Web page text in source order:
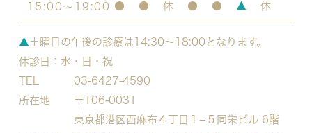
15:00～19:00 ● ● 休 ● ● ▲ 休
▲ 土曜日の午後の診療は14:30～18:00となります。
休診日：水・日・祝
TEL
03-6427-4590
所在地
〒106-0031
東京都港区西麻布４丁目１−５ 同栄ビル 6階